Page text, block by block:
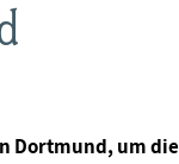
Dortmund, um die